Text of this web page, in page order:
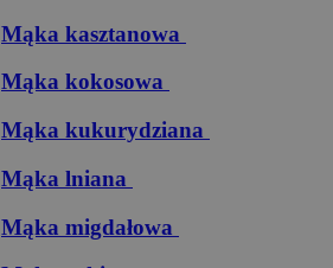
Mąka kasztanowa
Mąka kokosowa
Mąka kukurydziana
Mąka lniana
Mąka migdałowa